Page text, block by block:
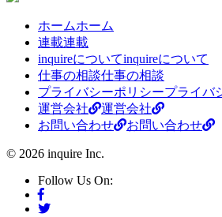
ホームホーム
連載連載
inquireについてinquireについて
仕事の相談仕事の相談
プライバシーポリシープライバ
運営会社
運営会社
お問い合わせ
お問い合わせ
© 2026 inquire Inc.
Follow Us On: